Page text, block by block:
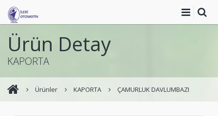
Ürün Detay
KAPORTA
Ürünler KAPORTA ÇAMURLUK DAVLUMBAZI